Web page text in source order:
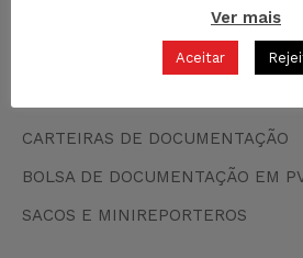
CARTEIRAS DE DOCUMENTAÇÃO
BOLSA DE DOCUMENTAÇÃO EM
SACOS E MINIREPORTEROS
Ver mais
Aceitar